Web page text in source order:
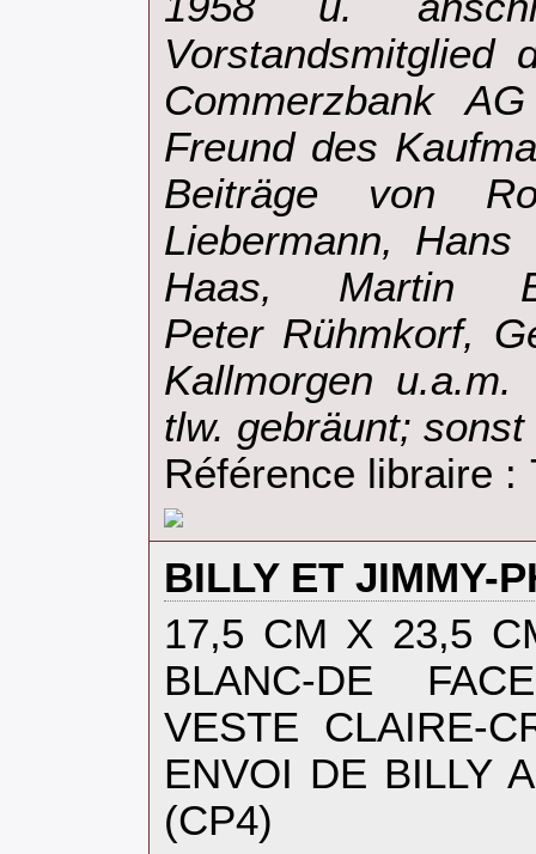
Vorstandsmitglied
Commerzbank
Freund des
Beiträge von
Liebermann,
Haas, Martin
Peter Rühmkorf,
Kallmorgen
tlw. gebräunt;
Référence libraire :
‎BILLY ET JIMMY-
‎17,5 CM X 23,5
BLANC-DE
VESTE CLAIRE-
ENVOI DE BILLY
(CP4)‎